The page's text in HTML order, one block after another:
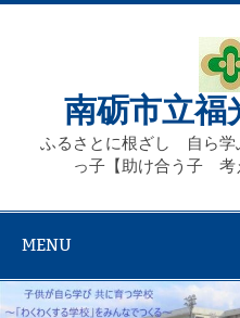
Skip
南砺市立福
ふるさとに根ざし 自ら
っ子【助け合う子 考
MENU